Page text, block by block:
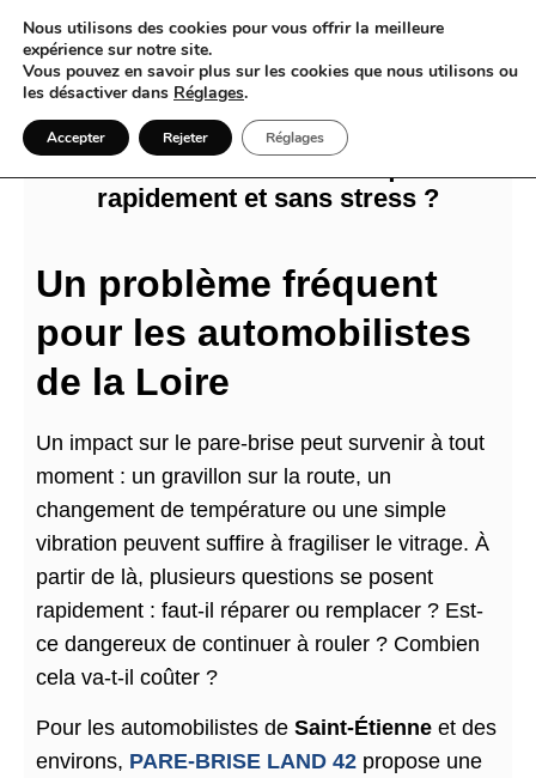
Impact sur pare-brise à Andrézieux-
rapidement et sans stress ?
Un problème fréquent
pour les automobilistes
de la Loire
Un impact sur le pare-brise peut survenir à tout
moment : un gravillon sur la route, un
changement de température ou une simple
vibration peuvent suffire à fragiliser le vitrage. À
partir de là, plusieurs questions se posent
rapidement : faut-il réparer ou remplacer ? Est-
ce dangereux de continuer à rouler ? Combien
cela va-t-il coûter ?
Pour les automobilistes de Saint-Étienne et des
environs, PARE-BRISE LAND 42 propose une
Nous utilisons des cookies pour vous offrir la meilleure
expérience sur notre site.
Vous pouvez en savoir plus sur les cookies que nous utilisons ou
les désactiver dans Réglages.
Accepter Rejeter Réglages